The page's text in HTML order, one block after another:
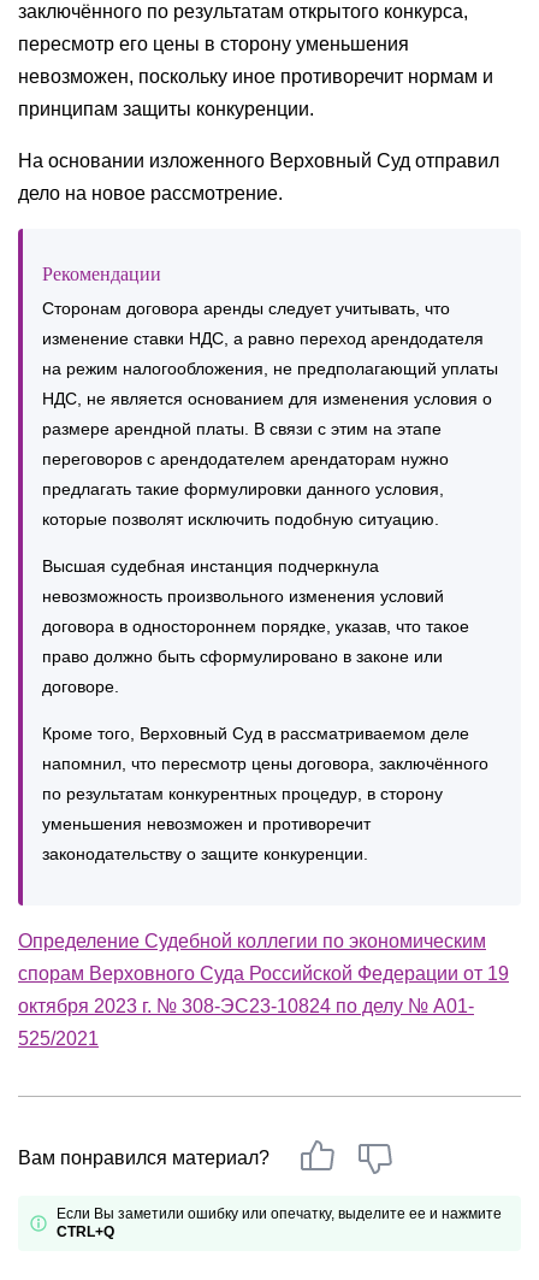
заключённого по результатам открытого конкурса,
пересмотр его цены в сторону уменьшения
невозможен, поскольку иное противоречит нормам и
принципам защиты конкуренции.
На основании изложенного Верховный Суд отправил
дело на новое рассмотрение.
Рекомендации
Сторонам договора аренды следует учитывать, что
изменение ставки НДС, а равно переход арендодателя
на режим налогообложения, не предполагающий уплаты
НДС, не является основанием для изменения условия о
размере арендной платы. В связи с этим на этапе
переговоров с арендодателем арендаторам нужно
предлагать такие формулировки данного условия,
которые позволят исключить подобную ситуацию.
Высшая судебная инстанция подчеркнула
невозможность произвольного изменения условий
договора в одностороннем порядке, указав, что такое
право должно быть сформулировано в законе или
договоре.
Кроме того, Верховный Суд в рассматриваемом деле
напомнил, что пересмотр цены договора, заключённого
по результатам конкурентных процедур, в сторону
уменьшения невозможен и противоречит
законодательству о защите конкуренции.
Определение Судебной коллегии по экономическим
спорам Верховного Суда Российской Федерации от 19
октября 2023 г. № 308-ЭС23-10824 по делу № А01-
525/2021
Вам понравился материал?
Если Вы заметили ошибку или опечатку, выделите ее и нажмите
CTRL+Q